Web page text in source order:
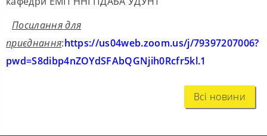
Посилання для
приєднання:https://us04web.zoom.us/j/79397207006?
pwd=S8dibp4nZOYdSFAbQGNjih0Rcfr5kl.1
Всі новини